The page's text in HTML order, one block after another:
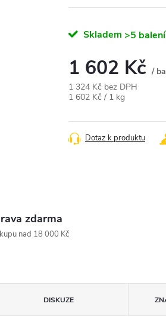
Skladem >5 balení
1 602 Kč /
1 324 Kč bez DPH
Měrná
1 602 Kč / 1 kg
Dotaz k produktu
zdarma
nad 18 000 Kč
DISKUZE